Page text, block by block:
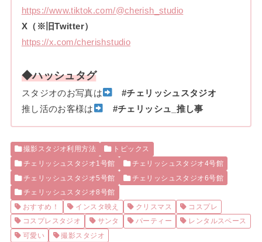
https://www.tiktok.com/@cherish_studio
X（※旧Twitter）
https://x.com/cherishstudio
◆ハッシュタグ
スタジオのお写真は
#チェリッシュスタジオ
推し活のお客様は
#チェリッシュ_推し事
撮影スタジオ利用方法
トピックス
チェリッシュスタジオ1号館
チェリッシュスタジオ4号館
チェリッシュスタジオ5号館
チェリッシュスタジオ6号館
チェリッシュスタジオ8号館
おすすめ！
インスタ映え クリスマス
コスプレ
コスプレスタジオ
サンタ パーティー
レンタルスペース
可愛い
撮影スタジオ